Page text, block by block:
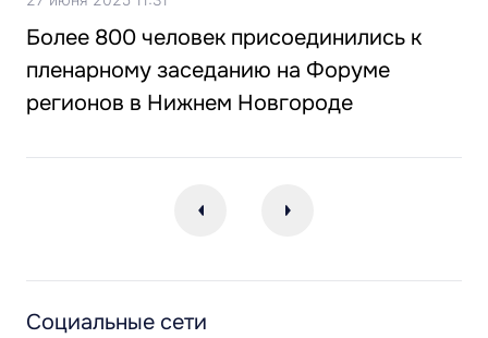
Более 800 человек присоединились к
пленарному заседанию на Форуме
регионов в Нижнем Новгороде
Социальные сети